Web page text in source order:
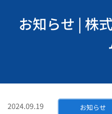
お知らせ | 株
2024.09.19 お知らせ